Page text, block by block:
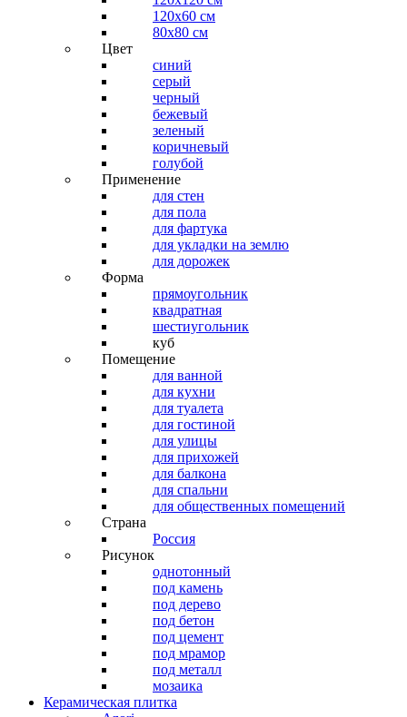
120x60 см
80x80 см
Цвет
синий
серый
черный
бежевый
зеленый
коричневый
голубой
Применение
для стен
для пола
для фартука
для укладки на землю
для дорожек
Форма
прямоугольник
квадратная
шестиугольник
куб
Помещение
для ванной
для кухни
для туалета
для гостиной
для улицы
для прихожей
для балкона
для спальни
для общественных помещений
Страна
Россия
Рисунок
однотонный
под камень
под дерево
под бетон
под цемент
под мрамор
под металл
мозаика
Керамическая плитка